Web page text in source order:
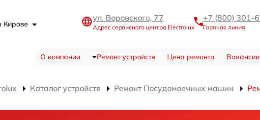
Кирове
ул. Воровского, 77
Адрес сервисного центра Electrolux
+7 (800) 301-
Горячая линия
О компании Ремонт устройств Цена ремонта Вакансии
Каталог устройств Ремонт Посудомоечных машин